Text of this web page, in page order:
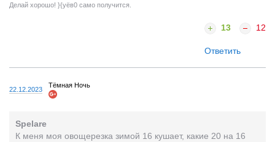
Делай хорошо! }{yёв0 само получится.
13 12
Ответить
22.12.2023
Тёмная Ночь
Spelare
К меня моя овощерезка зимой 16 кушает, какие 20 на 16